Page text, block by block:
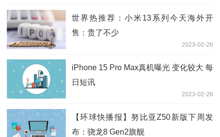
世界热推荐：小米13系列今天海外开
售：贵了不少
2023-02-26
iPhone 15 Pro Max真机曝光 变化较大 每
日短讯
2023-02-26
【环球快播报】努比亚Z50新版下周发
布：骁龙8 Gen2旗舰